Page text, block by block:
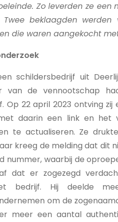
Zo leverden ze
Twee beklaagden
die waren aangekocht
schildersbedrijf uit
van de vennootschap
Op 22 april 2023 ontving
daarin een link en het
te actualiseren. Ze
kreeg de melding dat dit
nummer, waarbij de
dat er zogezegd
bedrijf. Hij deelde
om de
meer een aantal